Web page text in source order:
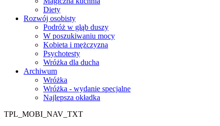
Diety
Rozwój osobisty
Podróż w głąb duszy
W poszukiwaniu mocy
Kobieta i mężczyzna
Psychotesty
Wróżka dla ducha
Archiwum
Wróżka
Wróżka - wydanie specjalne
Najlepsza okładka
TPL_MOBI_NAV_TXT